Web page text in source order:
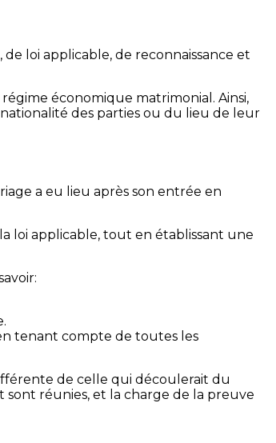
loi applicable, de reconnaissance et
économique matrimonial. Ainsi,
des parties ou du lieu de leur
a eu lieu après son entrée en
loi applicable, tout en établissant une
tenant compte de toutes les
de celle qui découlerait du
sont réunies, et la charge de la preuve